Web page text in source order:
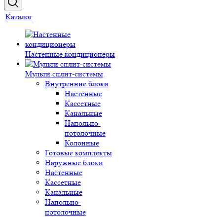
Каталог
Настенные кондиционеры
Мульти сплит-системы
Внутренние блоки
Настенные
Кассетные
Канальные
Напольно-
потолочные
Колонные
Готовые комплекты
Наружные блоки
Настенные
Кассетные
Канальные
Напольно-
потолочные